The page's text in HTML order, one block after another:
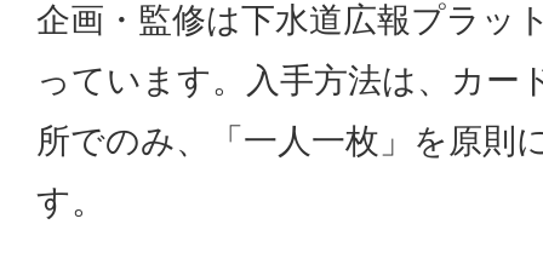
企画・監修は下水道広報プラッ
っています。入手方法は、カー
所でのみ、「一人一枚」を原則
す。